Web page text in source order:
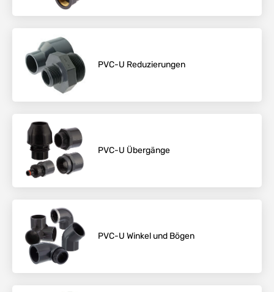
PVC-U Reduzierungen
PVC-U Übergänge
PVC-U Winkel und Bögen